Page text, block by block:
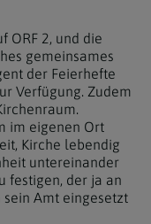
ORF 2, und die
gemeinsames
der Feierhefte
Verfügung. Zudem
im eigenen Ort
Kirche lebendig
untereinander
festigen, der ja an
sein Amt eingesetzt